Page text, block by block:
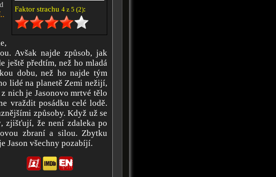
Faktor strachu 4 z 5 (2):
Avšak najde způsob, jak
ještě předtím, než ho mladá
dobu, než ho najde tým
lidé na planetě Zemi nežijí,
nich je Jasonovo mrtvé tělo
vraždit posádku celé lodě.
způsoby. Když už se
zjišťují, že není zdaleka po
zbraní a silou. Zbytku
Jason všechny pozabíjí.